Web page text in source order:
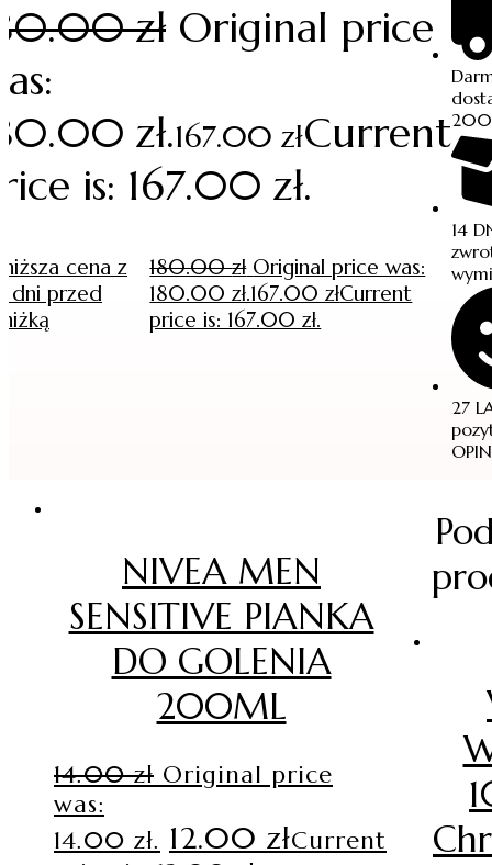
zł Original price
zł.167.00 złCurrent
is: 167.00 zł.
cena z
dni przed
180.00zł Original price was:
180.00 zł.167.00złCurrent
price is: 167.00 zł.
14
27
NIVEA MEN
SENSITIVE PIANKA
DO GOLENIA
200ML
14.00zł Original price
was:
14.00 zł. 12.00 złCurrent